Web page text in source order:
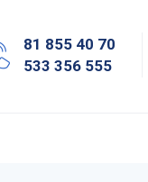
81 855 40 70
533 356 555